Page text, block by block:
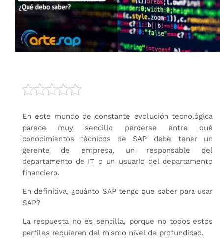
En este mundo de constante evolución tecnológica
parece muy sencillo perderse entre qué
conocimientos técnicos de SAP debe tener un
gerente de empresa, un responsable del
departamento de IT o un usuario del departamento
financiero.
En definitiva, ¿cuánto SAP tengo que saber para usar
SAP?
La respuesta no es sencilla, porque no todos estos
perfiles requieren del mismo nivel de profundidad.